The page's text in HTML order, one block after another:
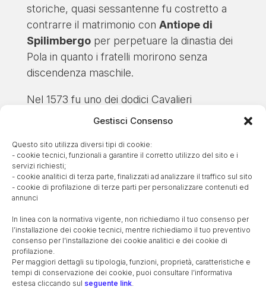
Gestisci Consenso
Questo sito utilizza diversi tipi di cookie:
- cookie tecnici, funzionali a garantire il corretto utilizzo del sito e i
servizi richiesti;
- cookie analitici di terza parte, finalizzati ad analizzare il traffico sul sito
- cookie di profilazione di terze parti per personalizzare contenuti ed
annunci
In linea con la normativa vigente, non richiediamo il tuo consenso per
l’installazione dei cookie tecnici, mentre richiediamo il tuo preventivo
consenso per l’installazione dei cookie analitici e dei cookie di
profilazione.
Per maggiori dettagli su tipologia, funzioni, proprietà, caratteristiche e
tempi di conservazione dei cookie, puoi consultare l’informativa
estesa cliccando sul seguente link.
storiche, quasi sessantenne fu costretto a
contrarre il matrimonio con Antiope di
Spilimbergoper perpetuare la dinastia dei
Pola in quanto i fratelli morirono senza
discendenza maschile.
Nel 1573 fu uno dei dodici Cavalieri
Gaudenti, antica confraternita trevigiana, che
consolidate prerogative di elezione del loro
priore.
Nel 1593 Paolo I ed Antiope avevano già
femmine.
Alla sua morte, avvenuta nel 1596, la moglie
Antiope fece eseguire l’inventario dei beni
del palazzo di Treviso per definire quali